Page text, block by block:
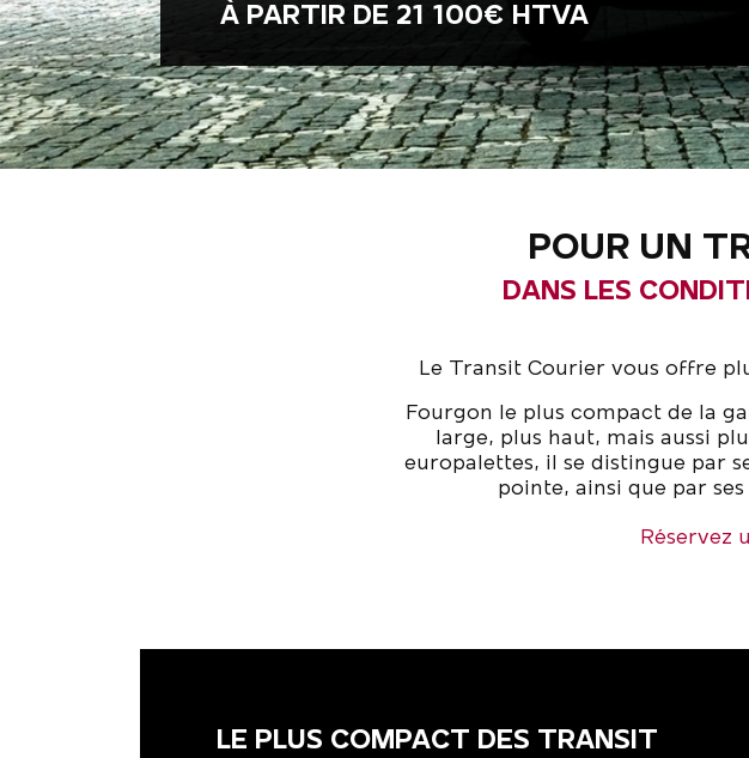
À PARTIR DE 21 100€ HTVA
POUR UN
DANS LES
Le Transit Courier vous offre
Fourgon le plus compact de la
large, plus haut, mais aussi
europalettes, il se distingue par
pointe, ainsi que par
Réservez
LE PLUS COMPACT DES TRANSIT